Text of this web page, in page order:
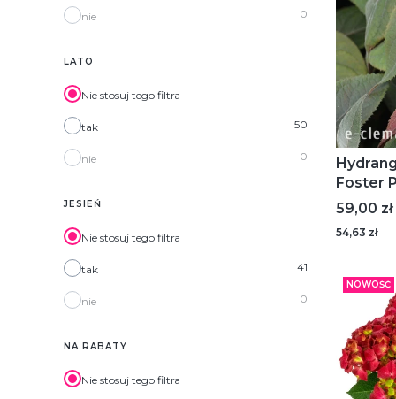
nie 0
LATO
Nie stosuj tego filtra
tak 50
nie 0
JESIEŃ
Nie stosuj tego filtra
tak 41
nie 0
NA RABATY
Nie stosuj tego filtra
Foster
kosmata
Cena
59,00 zł
54,63 zł
NOWOŚĆ